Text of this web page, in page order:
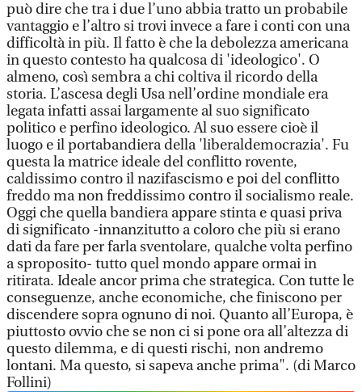
può dire che tra i due l’uno abbia tratto un probabile
vantaggio e l’altro si trovi invece a fare i conti con una
difficoltà in più. Il fatto è che la debolezza americana
in questo contesto ha qualcosa di 'ideologico'. O
almeno, così sembra a chi coltiva il ricordo della
storia. L’ascesa degli Usa nell’ordine mondiale era
legata infatti assai largamente al suo significato
politico e perfino ideologico. Al suo essere cioè il
luogo e il portabandiera della 'liberaldemocrazia'. Fu
questa la matrice ideale del conflitto rovente,
caldissimo contro il nazifascismo e poi del conflitto
freddo ma non freddissimo contro il socialismo reale.
Oggi che quella bandiera appare stinta e quasi priva
di significato -innanzitutto a coloro che più si erano
dati da fare per farla sventolare, qualche volta perfino
a sproposito- tutto quel mondo appare ormai in
ritirata. Ideale ancor prima che strategica. Con tutte le
conseguenze, anche economiche, che finiscono per
discendere sopra ognuno di noi. Quanto all’Europa, è
piuttosto ovvio che se non ci si pone ora all’altezza di
questo dilemma, e di questi rischi, non andremo
lontani. Ma questo, si sapeva anche prima". (di Marco
Follini)